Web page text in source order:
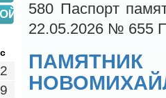
580 Паспорт
22.05.2026 № 655
ПОМОЩИ
2
9